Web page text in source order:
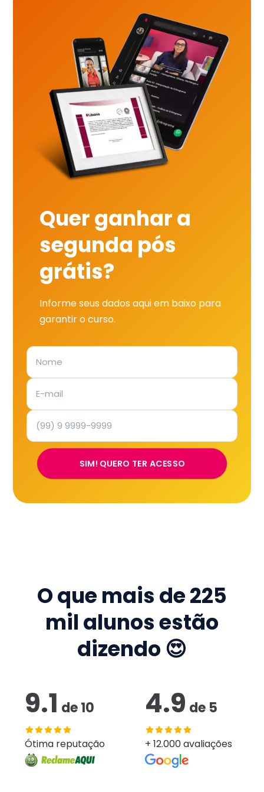
Quer ganhar a
segunda pós
grátis?
Informe seus dados aqui em baixo para
garantir o curso.
SIM! QUERO TER ACESSO
O que mais de225
mil alunos estão
dizendo 😍
9.1 de10
Ótima reputação
4.9 de 5
+ 12.000 avaliações